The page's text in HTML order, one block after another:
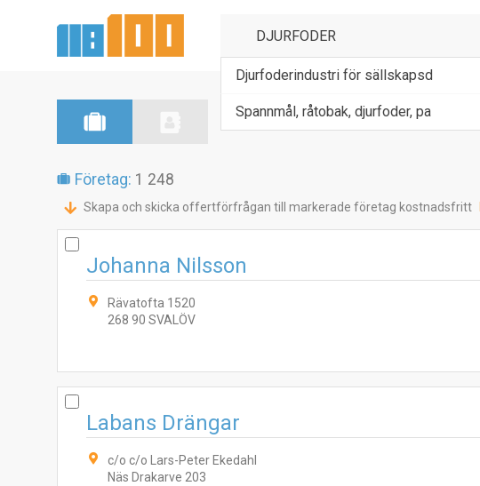
Djurfoderindustri för sällskapsd
Spannmål, råtobak, djurfoder, pa
Företag: 1 248
Skapa och skicka offertförfrågan till markerade företag kostnadsfritt
Johanna Nilsson
Rävatofta 1520
268 90 SVALÖV
Labans Drängar
c/o c/o Lars-Peter Ekedahl
Näs Drakarve 203